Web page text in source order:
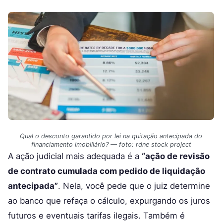
Qual o desconto garantido por lei na quitação antecipada do
financiamento imobiliário? — foto: rdne stock project
A ação judicial mais adequada é a “ação de revisão
de contrato cumulada com pedido de liquidação
antecipada”. Nela, você pede que o juiz determine
ao banco que refaça o cálculo, expurgando os juros
futuros e eventuais tarifas ilegais. Também é